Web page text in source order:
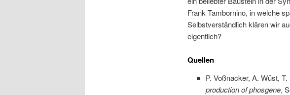
Frank Tambornino, in welche
Selbstverständlich klären wir
eigentlich?
Quellen
P. Voßnacker, A. Wüst,
production of phosgene,